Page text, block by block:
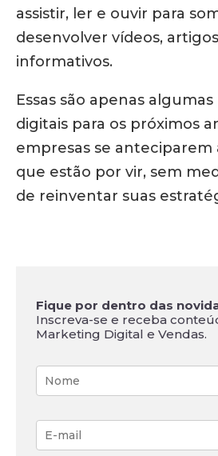
assistir, ler e ouvir para
desenvolver vídeos,
informativos.
Essas são apenas
digitais para os próximos
empresas se anteciparem
que estão por vir, sem
de reinventar suas
Fique por dentro das
Inscreva-se e receba
Marketing Digital e Vendas.